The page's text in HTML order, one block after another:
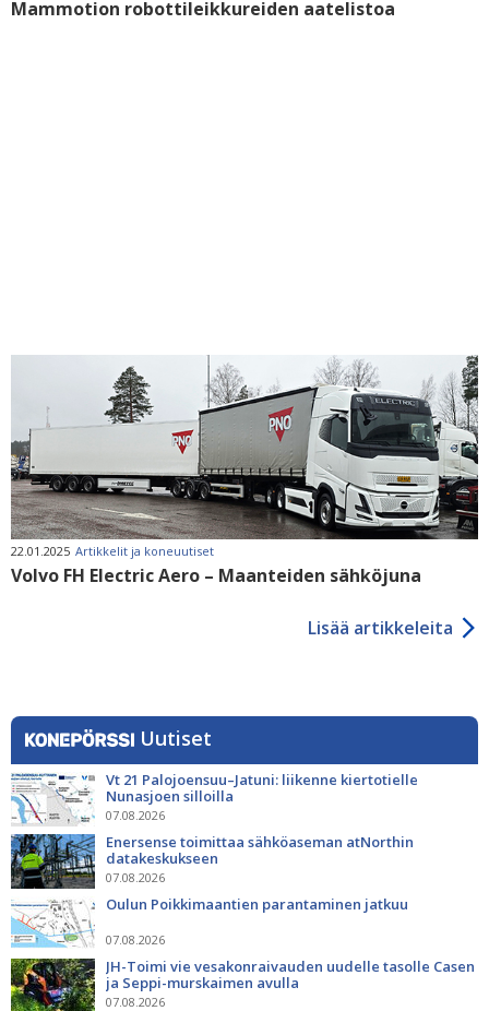
Mammotion robottileikkureiden aatelistoa
22.01.2025 Artikkelit ja koneuutiset
Volvo FH Electric Aero – Maanteiden sähköjuna
Lisää artikkeleita
Uutiset
Vt 21 Palojoensuu–Jatuni: liikenne kiertotielle
Nunasjoen silloilla
07.08.2026
Enersense toimittaa sähköaseman atNorthin
datakeskukseen
07.08.2026
Oulun Poikkimaantien parantaminen jatkuu
07.08.2026
JH-Toimi vie vesakonraivauden uudelle tasolle Casen
ja Seppi-murskaimen avulla
07.08.2026